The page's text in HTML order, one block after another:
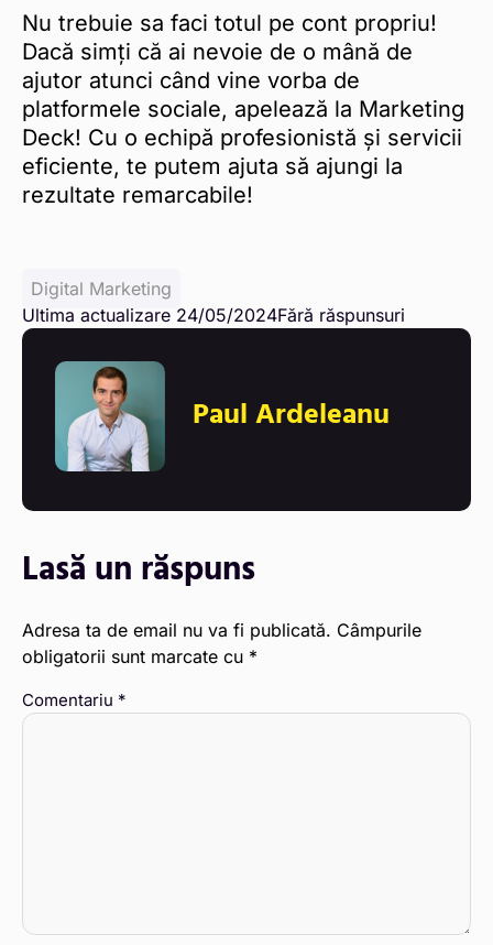
Nu trebuie sa faci totul pe cont propriu!
Dacă simți că ai nevoie de o mână de
ajutor atunci când vine vorba de
platformele sociale, apelează la Marketing
Deck! Cu o echipă profesionistă și servicii
eficiente, te putem ajuta să ajungi la
rezultate remarcabile!
Digital Marketing
Ultima actualizare 24/05/2024Fără răspunsuri
Paul Ardeleanu
Lasă un răspuns
Adresa ta de email nu va fi publicată. Câmpurile
obligatorii sunt marcate cu *
Comentariu *